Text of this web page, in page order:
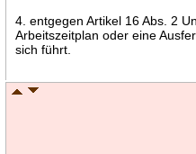
4. entgegen Artikel 16 Abs. 2
Arbeitszeitplan oder eine
sich führt.